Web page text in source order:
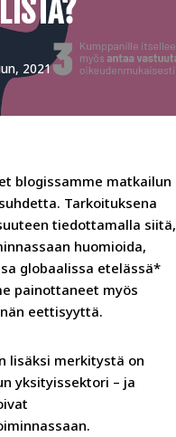
2021
blogissamme matkailun
Tarkoituksena
tiedottamalla siitä,
huomioida,
globaalissa etelässä*
painottaneet myös
eettisyyttä.
lisäksi merkitystä on
yksityissektori – ja